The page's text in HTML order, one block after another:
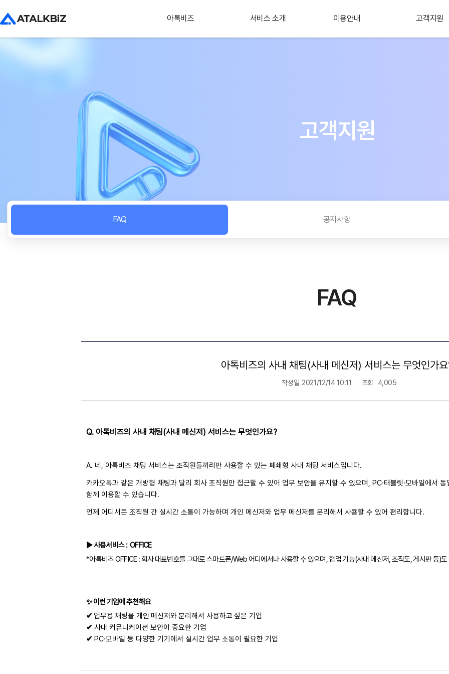
아톡비즈 서비스 소개 이용안내 고객지원
고객지원
FAQ 공지사항
FAQ
아톡비즈의 사내 채팅(사내 메신저) 서비스는 무엇인가
작성일 2021/12/14 10:11 조회 4,005
Q. 아톡비즈의 사내 채팅(사내 메신저) 서비스는 무엇인가요?
A. 네, 아톡비즈 채팅 서비스는 조직원들끼리만 사용할 수 있는 폐쇄형 사내 채팅 서비스입니다.
카카오톡과 같은 개방형 채팅과 달리 회사 조직원만 접근할 수 있어 업무 보안을 유지할 수 있으며, PC·태블릿·모바일에서
함께 이용할 수 있습니다.
언제 어디서든 조직원 간 실시간 소통이 가능하며 개인 메신저와 업무 메신저를 분리해서 사용할 수 있어 편리합니다.
▶사용서비스: OFFICE
*아톡비즈 OFFICE : 회사 대표번호를 그대로 스마트폰/Web 어디에서나 사용할 수 있으며, 협업 기능(사내 메신저, 조직도, 게시판 등)
✨이런 기업에 추천해요
✔ 업무용 채팅을 개인 메신저와 분리해서 사용하고 싶은 기업
✔ 사내 커뮤니케이션 보안이 중요한 기업
✔ PC·모바일 등 다양한 기기에서 실시간 업무 소통이 필요한 기업